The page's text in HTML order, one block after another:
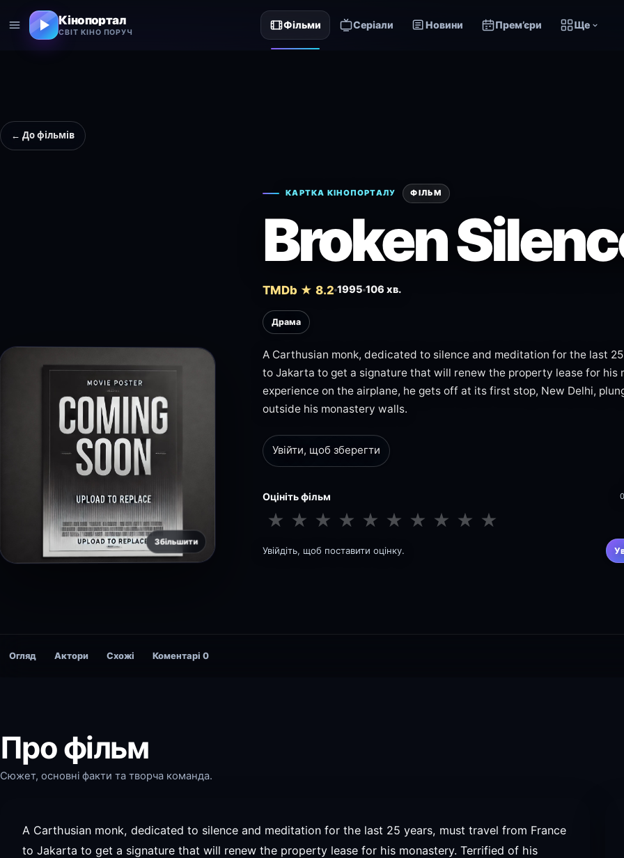
Кінопортал
СВІТ КІНО ПОРУЧ
Фільми Серіали Новини Прем’єри Ще
← До фільмів
Збільшити
КАРТКА КІНОПОРТАЛУ ФІЛЬМ
Broken
TMDb ★ 8.2 1995 106 хв.
Драма
A Carthusian monk, dedicated to silence and meditation for the last
to Jakarta to get a signature that will renew the property lease for his
experience on the airplane, he gets off at its first stop, New Delhi,
outside his monastery walls.
Увійти, щоб зберегти
Оцініть фільм
★ ★ ★ ★ ★ ★ ★ ★ ★ ★
Увійдіть, щоб поставити оцінку.
Огляд Актори Схожі Коментарі 0
Про фільм
Сюжет, основні факти та творча команда.
A Carthusian monk, dedicated to silence and meditation for the last 25 years, must travel from France
to Jakarta to get a signature that will renew the property lease for his monastery. Terrified of his